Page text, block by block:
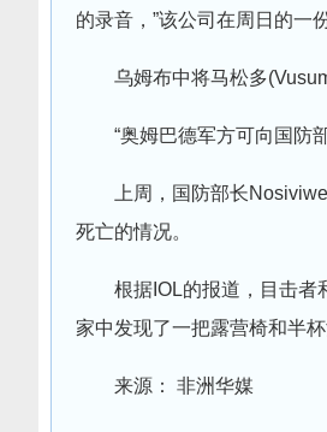
的录音，”该公司在周日的一
乌姆布中将马松多
“奥姆巴德军方可向国防
上周，国防部长
死亡的情况。
根据IOL的报道，目击者
家中发现了一把露营椅和半
来源： 非洲华媒